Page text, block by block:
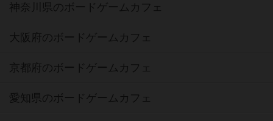
神奈川県のボードゲームカフェ
大阪府のボードゲームカフェ
京都府のボードゲームカフェ
愛知県のボードゲームカフェ